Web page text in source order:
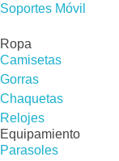
Soportes Móvil
Ropa
Camisetas
Gorras
Chaquetas
Relojes
Equipamiento
Parasoles